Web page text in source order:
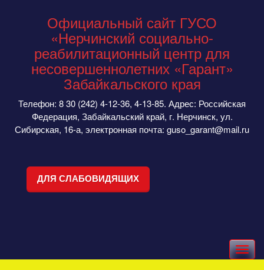
Официальный сайт ГУСО
«Нерчинский социально-
реабилитационный центр для
несовершеннолетних «Гарант»
Забайкальского края
Телефон: 8 30 (242) 4-12-36, 4-13-85. Адрес: Российская
Федерация, Забайкальский край, г. Нерчинск, ул.
Сибирская, 16-а, электронная почта: guso_garant@mail.ru
ДЛЯ СЛАБОВИДЯЩИХ
Toggle
navigation